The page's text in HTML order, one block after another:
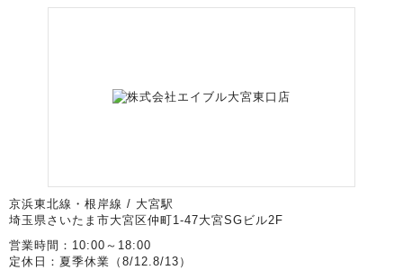
京浜東北線・根岸線 / 大宮駅
埼玉県さいたま市大宮区仲町1-47大宮SGビル2F
営業時間：10:00～18:00
定休日：夏季休業（8/12.8/13）